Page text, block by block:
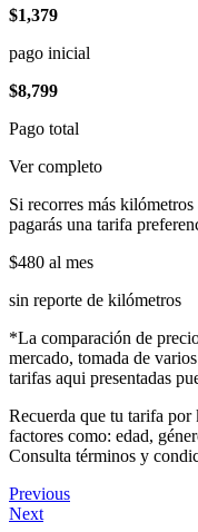
$1,379
pago inicial
$8,799
Pago total
Ver completo
Si recorres más
pagarás una tarifa
$480 al mes
sin reporte de kilómetros
*La comparación de
mercado, tomada de
tarifas aqui presentadas
Recuerda que tu tarifa por
factores como: edad,
Consulta términos y
Previous
Next